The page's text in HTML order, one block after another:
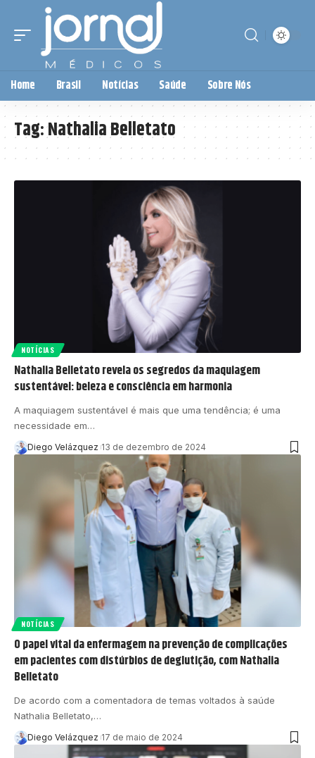
Home Brasil Notícias Saúde Sobre Nós
Tag:Nathalia Belletato
NOTÍCIAS
Nathalia Belletato revela os segredos da maquiagem
sustentável: beleza e consciência em harmonia
A maquiagem sustentável é mais que uma tendência; é uma
necessidade em…
Diego Velázquez 13 de dezembro de 2024
NOTÍCIAS
O papel vital da enfermagem na prevenção de complicações
em pacientes com distúrbios de deglutição, com Nathalia
Belletato
De acordo com a comentadora de temas voltados à saúde
Nathalia Belletato,…
Diego Velázquez 17 de maio de 2024